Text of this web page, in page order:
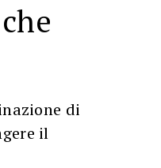
di
il